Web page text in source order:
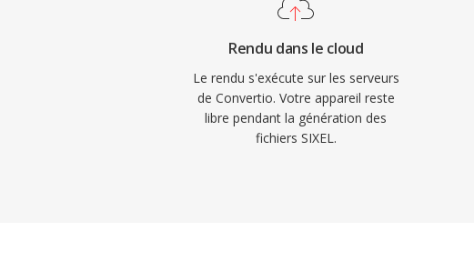
Rendu dans le cloud
Le rendu s'exécute sur les serveurs
de Convertio. Votre appareil reste
libre pendant la génération des
fichiers SIXEL.